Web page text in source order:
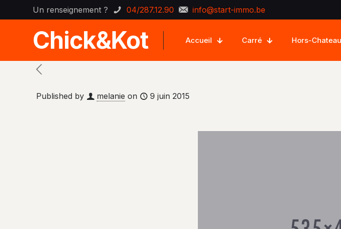
Un renseignement ? 04/287.12.90 info@start-immo.be
Chick&Kot Accueil Carré Hors-Chateau
Published by melanie on 9 juin 2015